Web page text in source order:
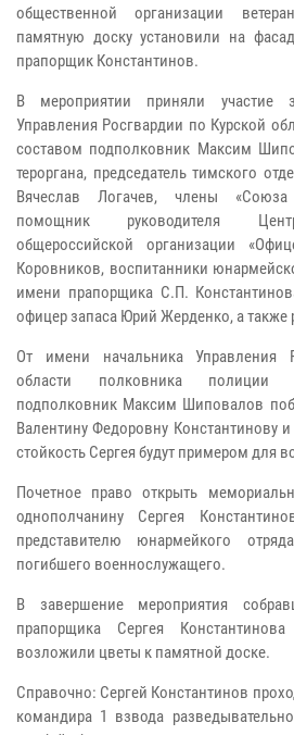
общественной организации
памятную доску установили на
прапорщик Константинов.
В мероприятии приняли участие
Управления Росгвардии по Курской
составом подполковник Максим
тероргана, председатель тимского
Вячеслав Логачев, члены «Союза
помощник руководителя
общероссийской организации
Коровников, воспитанники
имени прапорщика С.П.
офицер запаса Юрий Жерденко, а также
От имени начальника Управления
области полковника полиции
подполковник Максим Шиповалов
Валентину Федоровну Константинову
стойкость Сергея будут примером для
Почетное право открыть
однополчанину Сергея
представителю юнармейкого
погибшего военнослужащего.
В завершение мероприятия
прапорщика Сергея
возложили цветы к памятной доске.
Справочно: Сергей Константинов
командира 1 взвода